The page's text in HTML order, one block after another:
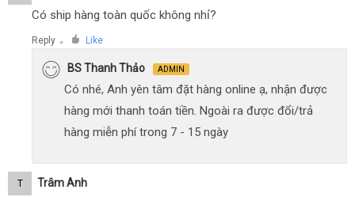
Có ship hàng toàn quốc không nhỉ?
Reply ● Like
BS Thanh Thảo ADMIN
Có nhé, Anh yên tâm đặt hàng online ạ, nhận được
hàng mới thanh toán tiền. Ngoài ra được đổi/trả
hàng miễn phí trong 7 - 15 ngày
T Trâm Anh